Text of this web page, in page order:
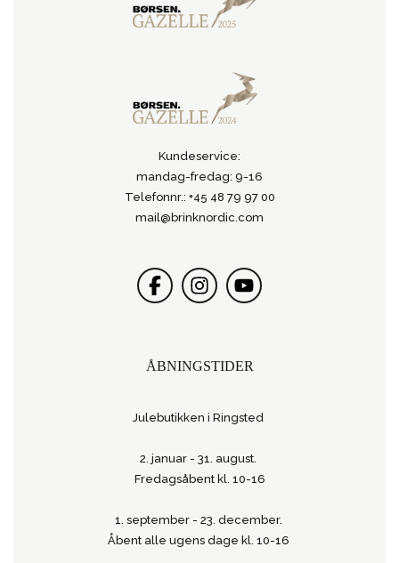
Kundeservice:
mandag-fredag: 9-16
Telefonnr.: +45 48 79 97 00
mail@brinknordic.com
ÅBNINGSTIDER
Julebutikken i Ringsted
2. januar - 31. august.
Fredagsåbent kl. 10-16
1. september - 23. december.
Åbent alle ugens dage kl. 10-16